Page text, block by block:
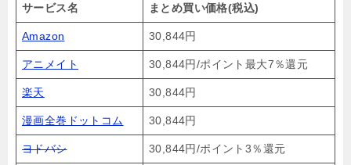
サービス名 まとめ買い価格(税込)
Amazon 30,844円
アニメイト 30,844円/ポイント最大7％還元
楽天 30,844円
漫画全巻ドットコム 30,844円
ヨドバシ 30,844円/ポイント3％還元